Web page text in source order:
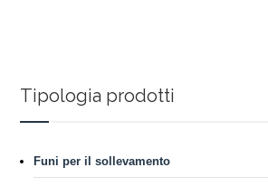
Tipologia prodotti
Funi per il sollevamento